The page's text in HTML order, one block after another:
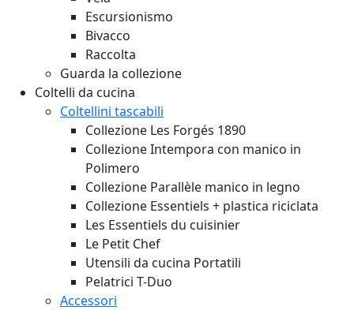
Escursionismo
Bivacco
Raccolta
Guarda la collezione
Coltelli da cucina
Coltellini tascabili
Collezione Les Forgés 1890
Collezione Intempora con manico in
Polimero
Collezione Parallèle manico in legno
Collezione Essentiels + plastica riciclata
Les Essentiels du cuisinier
Le Petit Chef
Utensili da cucina Portatili
Pelatrici T-Duo
Accessori